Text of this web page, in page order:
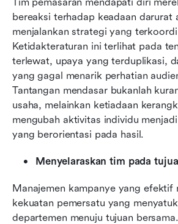
bereaksi terhadap keadaan darurat
menjalankan strategi yang
Ketidakteraturan ini terlihat pada
terlewat, upaya yang terduplikasi,
yang gagal menarik perhatian
Tantangan mendasar bukanlah
usaha, melainkan ketiadaan
mengubah aktivitas individu
yang berorientasi pada hasil.
Menyelaraskan tim pada
Manajemen kampanye yang efektif
kekuatan pemersatu yang
departemen menuju tujuan